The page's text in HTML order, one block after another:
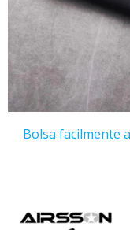
Bolsa facilmente